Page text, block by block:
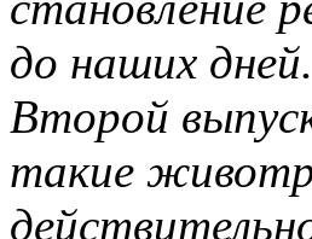
до наших дней.
Второй
такие